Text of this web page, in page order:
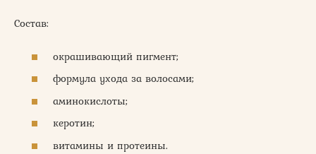
Состав:
окрашивающий пигмент;
формула ухода за волосами;
аминокислоты;
керотин;
витамины и протеины.